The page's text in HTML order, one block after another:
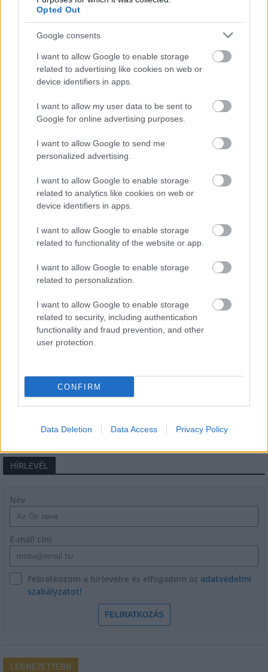
Opted Out
Google consents
I want to allow Google to enable storage
related to advertising like cookies on web or
device identifiers in apps.
I want to allow my user data to be sent to
Google for online advertising purposes.
I want to allow Google to send me
personalized advertising.
I want to allow Google to enable storage
related to analytics like cookies on web or
device identifiers in apps.
I want to allow Google to enable storage
related to functionality of the website or app.
I want to allow Google to enable storage
related to personalization.
I want to allow Google to enable storage
related to security, including authentication
functionality and fraud prevention, and other
user protection.
CONFIRM
Data Deletion Data Access Privacy Policy
autópálya útépítés M1-es autópálya Bicske
M1 bővítés: már zajlik a teljesen új Bicske Kelet
Tizenegy meglévő csomópontot korszerűsít és négy új,
bővítésénél.
Új gyalogosátkelők és jelzőlámpás
csomópont épül Angyalföldön
Másfélszeresére bővítik
Hódmezővásárhely jó hírű református
Látványos építési szakasz indult be a
Flórián téri felüljárón
mérföldköve a felülvizsgálat
árnyékában?
HÍRLEVÉL
Név
E-mail cím
Feliratkozom a hírlevélre és elfogadom az adatvédelmi
szabályzatot!
FELIRATKOZÁS
LEGNÉZETTEBB